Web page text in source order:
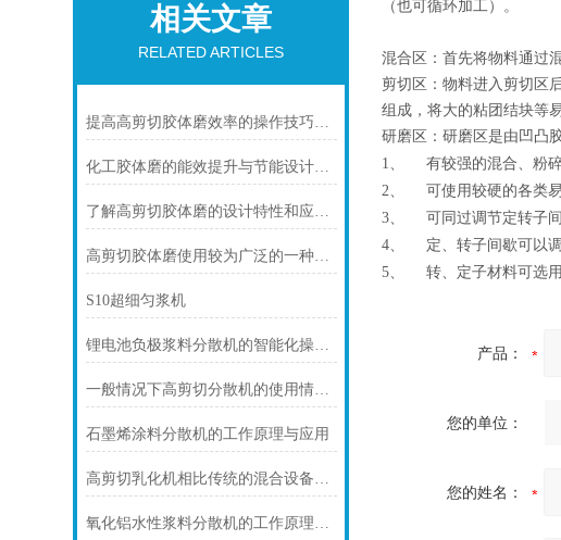
相关文章
RELATED ARTICLES
提高高剪切胶体磨效率的操作技巧与建议
化工胶体磨的能效提升与节能设计说明
了解高剪切胶体磨的设计特性和应用范围
高剪切胶体磨使用较为广泛的一种研磨设备
S10超细匀浆机
锂电池负极浆料分散机的智能化操作与自动化生产流程
一般情况下高剪切分散机的使用情况分析说明
石墨烯涂料分散机的工作原理与应用
高剪切乳化机相比传统的混合设备具有多个优势
氧化铝水性浆料分散机的工作原理与关键技术
（也可循环加工）。
混合区：首先将物料通过
剪切区：物料进入剪切区
组成，将大的粘团结块等
研磨区：研磨区是由凹凸
1、
有较强的混合、粉
2、
可使用较硬的各类
3、
可同过调节定转子
4、 定、转子间歇可以
5、 转、定子材料可选
产品：
您的单位：
您的姓名：